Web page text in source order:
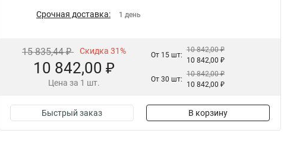
Срочная доставка: 1 день
15 835,44 ₽ Скидка 31%
10 842,00 ₽
Цена за 1 шт.
От 15 шт:
10 842,00 ₽
10 842,00 ₽
От 30 шт:
10 842,00 ₽
10 842,00 ₽
Быстрый заказ В корзину